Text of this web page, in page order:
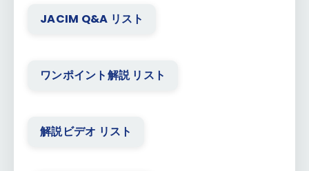
JACIM Q&A リスト
ワンポイント解説 リスト
解説ビデオ リスト